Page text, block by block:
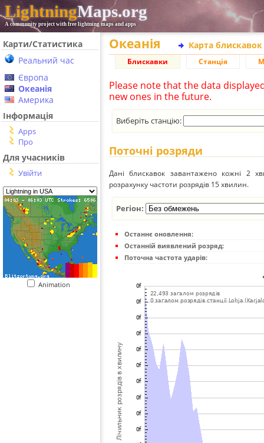
LightningMaps.org
A community project with free lightning maps and apps
Карти/Статистика
Реальний час
Європа
Океанія
Америка
Інформація
Apps
Про
Для учасників
Увійти
Animation
Океанія Карта
Блискавки Станція
Please note that the data
new ones in the future.
Виберіть станцію:
Поточні розряди
Дані блискавок завантажено кожні 2
розрахунку частоти розрядів 15 хвилин.
Регіон:
Останнє оновлення:
Останній виявлений розряд:
Поточна частота ударів: